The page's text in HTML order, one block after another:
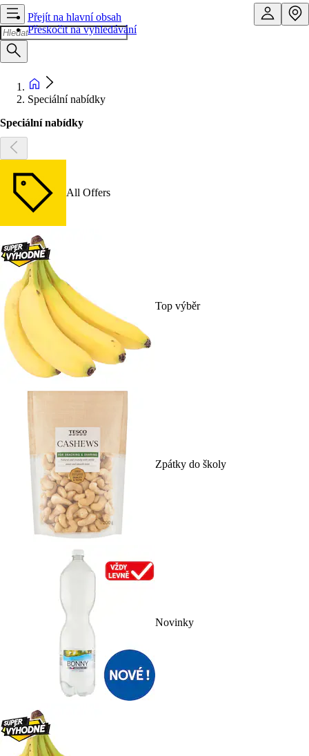
Přejít na hlavní obsah
Přeskočit na vyhledávání
Speciální nabídky
Speciální nabídky
All Offers
Top výběr
Zpátky do školy
Novinky